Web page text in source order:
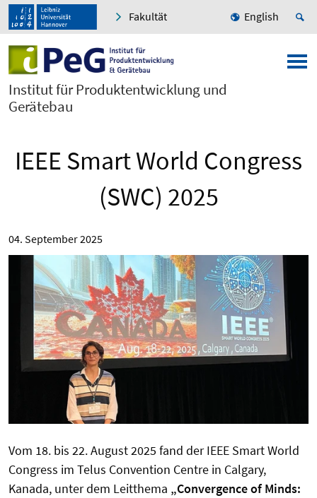
Fakultät English
Institut für Produktentwicklung und
Gerätebau
IEEE Smart World Congress
(SWC) 2025
04. September 2025
Vom 18. bis 22. August 2025 fand der IEEE Smart World
Congress im Telus Convention Centre in Calgary,
Kanada, unter dem Leitthema „Convergence of Minds: